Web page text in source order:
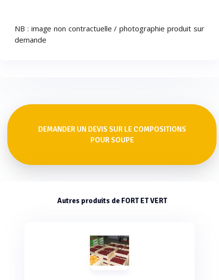
NB : image non contractuelle / photographie produit sur
demande
DEMANDER UN DEVIS SUR LE COMPOSITIONS
POUR SOUPE
Autres produits de FORT ET VERT